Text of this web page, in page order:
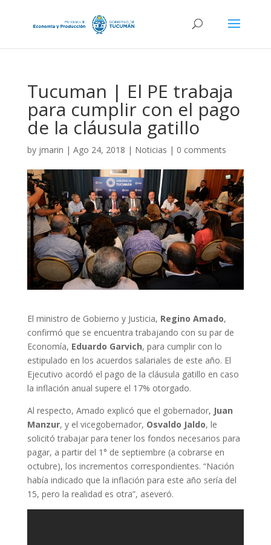
Tucuman | El PE trabaja
para cumplir con el pago
de la cláusula gatillo
by jmarin | Ago 24, 2018 | Noticias | 0 comments
El ministro de Gobierno y Justicia, Regino Amado,
confirmó que se encuentra trabajando con su par de
Economía, Eduardo Garvich, para cumplir con lo
estipulado en los acuerdos salariales de este año. El
Ejecutivo acordó el pago de la cláusula gatillo en caso
la inflación anual supere el 17% otorgado.
Al respecto, Amado explicó que el gobernador, Juan
Manzur, y el vicegobernador, Osvaldo Jaldo, le
solicitó trabajar para tener los fondos necesarios para
pagar, a partir del 1° de septiembre (a cobrarse en
octubre), los incrementos correspondientes. “Nación
había indicado que la inflación para este año sería del
15, pero la realidad es otra”, aseveró.